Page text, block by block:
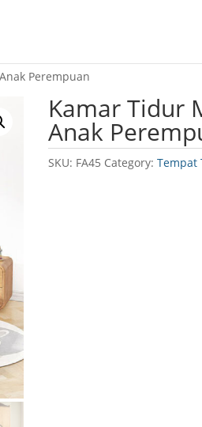
Perempuan
Kamar Tidur
Anak
SKU: FA45 Category:Tempat